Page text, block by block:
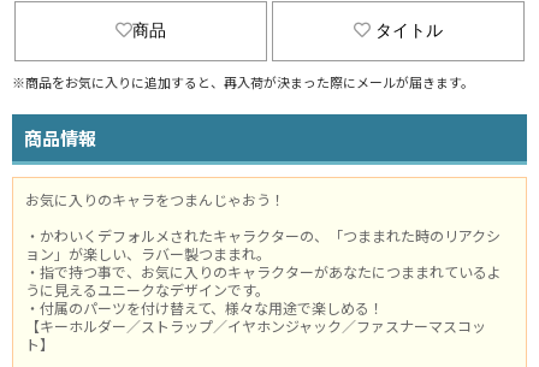
商品 タイトル
※商品をお気に入りに追加すると、再入荷が決まった際にメールが届きます。
商品情報
お気に入りのキャラをつまんじゃおう！
・かわいくデフォルメされたキャラクターの、「つままれた時のリアクシ
ョン」が楽しい、ラバー製つままれ。
・指で持つ事で、お気に入りのキャラクターがあなたにつままれているよ
うに見えるユニークなデザインです。
・付属のパーツを付け替えて、様々な用途で楽しめる！
【キーホルダー／ストラップ／イヤホンジャック／ファスナーマスコッ
ト】